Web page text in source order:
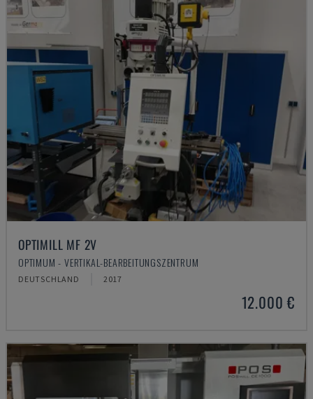
OPTIMILL MF 2V
OPTIMUM - VERTIKAL-BEARBEITUNGSZENTRUM
DEUTSCHLAND 2017
12.000 €